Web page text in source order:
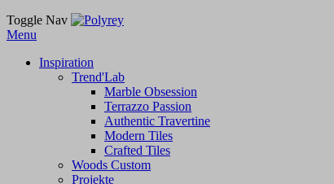
Toggle Nav
Menu
Inspiration
Trend'Lab
Marble Obsession
Terrazzo Passion
Authentic Travertine
Modern Tiles
Crafted Tiles
Woods Custom
Projekte